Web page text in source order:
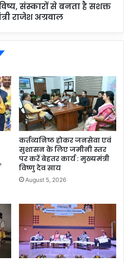
संस्कारों से बनता है सशक्त
राजेश अग्रवाल
कर्तव्यनिष्ठ होकर जनसेवा एवं
सुशासन के लिए जमीनी स्तर
पर करें बेहतर कार्य : मुख्यमंत्री
विष्णु देव साय
August 5, 2026